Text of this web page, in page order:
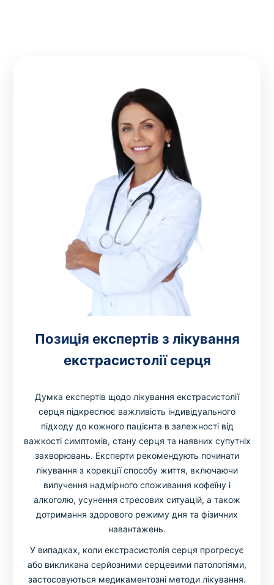
Позиція експертів з лікування
екстрасистолії серця
Думка експертів щодо лікування екстрасистолії
серця підкреслює важливість індивідуального
підходу до кожного пацієнта в залежності від
важкості симптомів, стану серця та наявних супутніх
захворювань. Експерти рекомендують починати
лікування з корекції способу життя, включаючи
вилучення надмірного споживання кофеїну і
алкоголю, усунення стресових ситуацій, а також
дотримання здорового режиму дня та фізичних
навантажень.
У випадках, коли екстрасистолія серця прогресує
або викликана серйозними серцевими патологіями,
застосовуються медикаментозні методи лікування.